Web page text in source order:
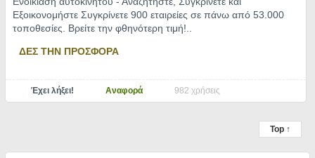
Εξοικονομήστε Συγκρίνετε 900 εταιρείες σε πάνω από 53.000
τοποθεσίες. Βρείτε την φθηνότερη τιμή!
ΔΕΣ ΤΗΝ ΠΡΟΣΦΟΡΑ
Έχει λήξει! Αναφορά 982 χρήσεις
Top ↑